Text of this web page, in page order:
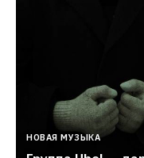
НОВАЯ МУЗЫКА